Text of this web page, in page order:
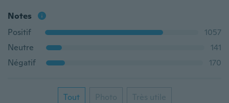
Notes
Positif
1057
Neutre
141
Négatif
170
Tout Photo Très utile